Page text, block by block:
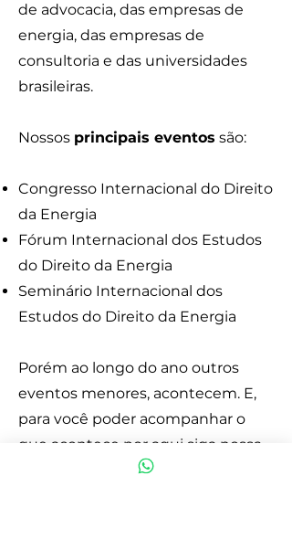
de advocacia, das empresas de
energia, das empresas de
consultoria e das universidades
brasileiras.
Nossos principais eventos são:
Congresso Internacional do Direito
da Energia
Fórum Internacional dos Estudos
do Direito da Energia
Seminário Internacional dos
Estudos do Direito da Energia
Porém ao longo do ano outros
eventos menores, acontecem. E,
para você poder acompanhar o
que acontece por aqui siga nossa
redes sociais: LinkedIn, Instagram